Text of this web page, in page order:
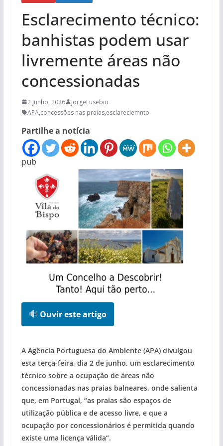
Esclarecimento técnico:
banhistas podem usar
livremente áreas não
concessionadas
2 Junho, 2026
JorgeEusebio
APA,concessões nas praias,esclareciemnto
Partilhe a notícia
pub
Ouvir este artigo
A Agência Portuguesa do Ambiente (APA) divulgou
esta terça-feira, dia 2 de junho, um esclarecimento
técnico sobre a ocupação de áreas não
concessionadas nas praias balneares, onde salienta
que, em Portugal, “as praias são espaços de
utilização pública e de acesso livre, e que a
ocupação por concessionários é permitida quando
existe uma licença válida”.